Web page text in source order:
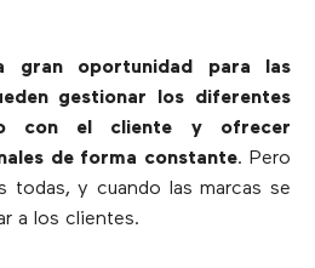
gran oportunidad para las
gestionar los diferentes
con el cliente y ofrecer
de forma constante. Pero
todas, y cuando las marcas se
a los clientes.